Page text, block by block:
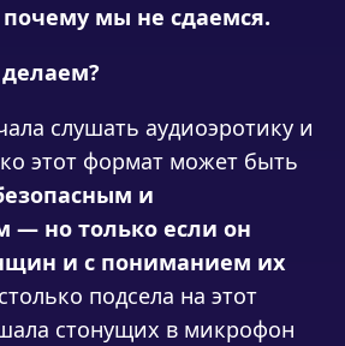
мы не сдаемся.
слушать аудиоэротику и
этот формат может быть
и
но только если он
и с пониманием их
подсела на этот
стонущих в микрофон